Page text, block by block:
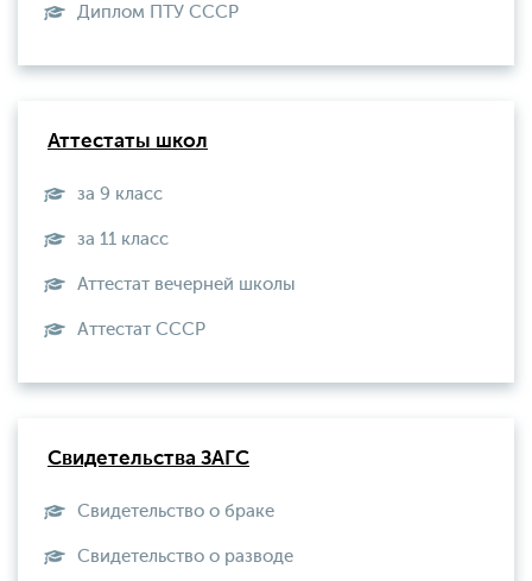
Диплом ПТУ СССР
Аттестаты школ
за 9 класс
за 11 класс
Аттестат вечерней школы
Aттестат СССР
Свидетельства ЗАГС
Свидетельство о браке
Свидетельство о разводе